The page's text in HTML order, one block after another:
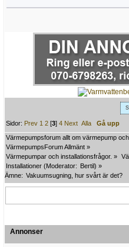
Sidor: Prev 1 2 [3]4 Next Alla
Gå upp
Värmepumpsforum allt om värmepump
VärmepumpsForum Allmänt »
Värmepumpar och installationsfrågor. »
Installationer (Moderator: Bertil) »
Ämne: Vakuumsugning, hur svårt är det?
Annonser